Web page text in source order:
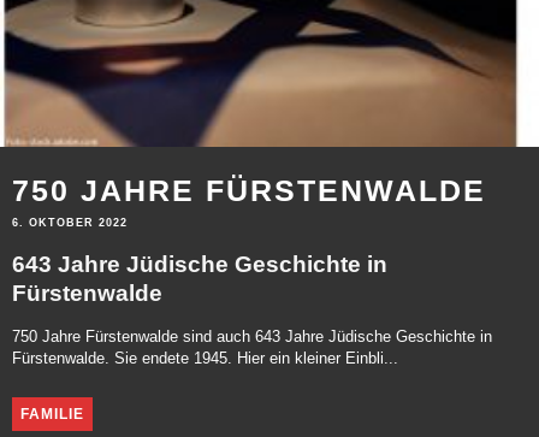
750 JAHRE FÜRSTENWALDE
6. OKTOBER 2022
643 Jahre Jüdische Geschichte in
Fürstenwalde
750 Jahre Fürstenwalde sind auch 643 Jahre Jüdische Geschichte in
Fürstenwalde. Sie endete 1945. Hier ein kleiner Einbli...
FAMILIE